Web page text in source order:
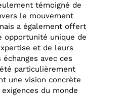
témoigné de
le mouvement
a également offert
opportunité unique de
et de leurs
avec ces
particulièrement
une vision concrète
du monde